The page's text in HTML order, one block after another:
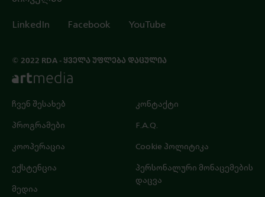
ჩვენ შესახებ
პროგრამები
კოოპერაცია
ექსტენცია
მედია
კონტაქტი
F.A.Q.
Cookie პოლიტიკა
პერსონალური მონაცემების
დაცვა
LinkedIn Facebook YouTube
© 2022 RDA - ᲧᲕᲔᲚᲐ ᲣᲤᲚᲔᲑᲐ ᲓᲐᲪᲣᲚᲘᲐ